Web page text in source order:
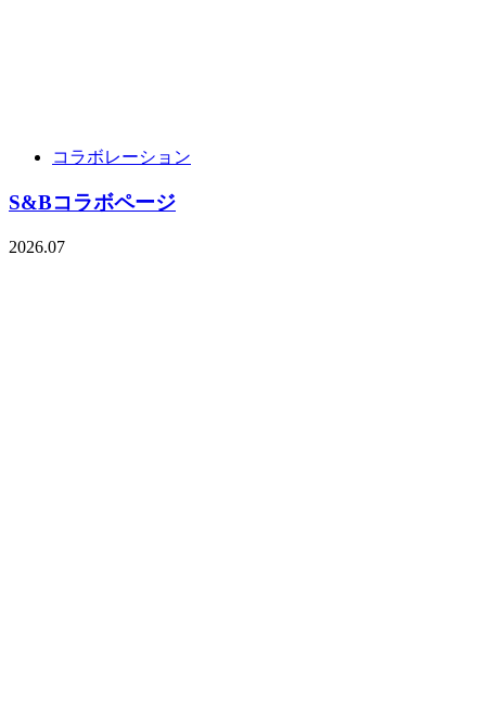
コラボレーション
S&Bコラボページ
2026.07